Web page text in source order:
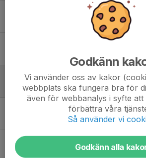
Shark's 5s meeting time
0
Mouthguards for training
Exiles U12
18 nov 2023 0
Substitution Rules & WhatsApp
7 maj 2023 0
1
Godkänn
Vi använder oss av kakor
webbplats ska fungera bra för
även för webbanalys i syfte att
förbättra våra
Så använder vi
Godkänn alla